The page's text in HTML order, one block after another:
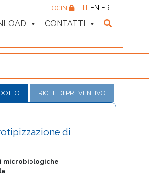
CONTATTI
LOGIN IT EN FR
RICHIEDI PREVENTIVO
di
microbiologiche